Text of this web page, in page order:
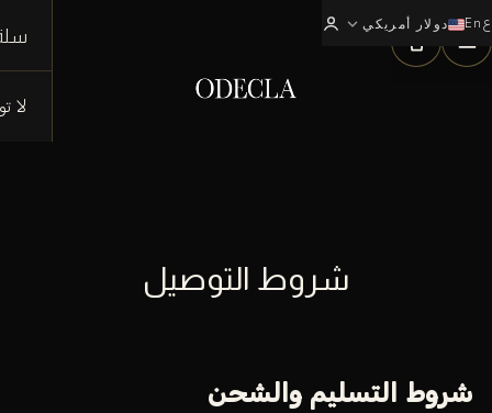
عEn دولار أمريكيexpand_more
لا
شروط التوصيل
شروط التسليم والشحن